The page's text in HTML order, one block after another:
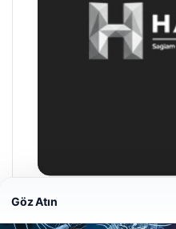
Hastaş Beton
Göz Atın